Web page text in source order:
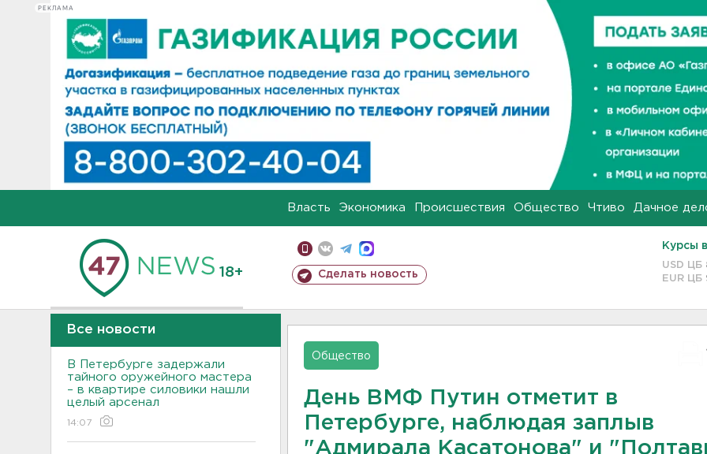
РЕКЛАМА
Власть Экономика Происшествия Общество Чтиво Дачное
18+ Сделать новость
Курсы
USD ЦБ
EUR ЦБ
Все новости
В Петербурге задержали
тайного оружейного мастера
– в квартире силовики нашли
целый арсенал
14:07
Общество
День ВМФ Путин отметит в
Петербурге, наблюдая заплыв
"Адмирала Касатонова" и